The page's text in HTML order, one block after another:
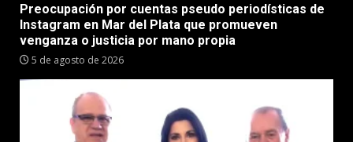
Preocupación por cuentas pseudo periodísticas de
Instagram en Mar del Plata que promueven
venganza o justicia por mano propia
5 de agosto de 2026